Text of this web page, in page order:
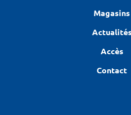
Magasins
Actualités
Accès
Contact